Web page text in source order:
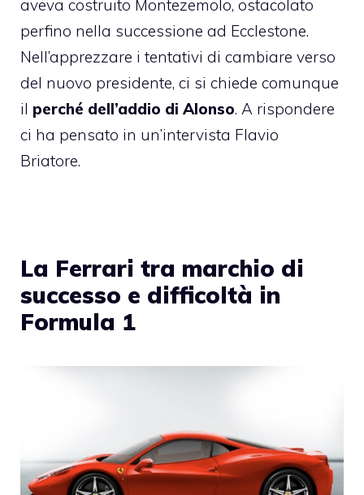
aveva costruito Montezemolo, ostacolato
perfino nella successione ad Ecclestone.
Nell’apprezzare i tentativi di cambiare verso
del nuovo presidente, ci si chiede comunque
il perché dell’addio di Alonso. A rispondere
ci ha pensato in un’intervista Flavio
Briatore.
La Ferrari tra marchio di
successo e difficoltà in
Formula 1